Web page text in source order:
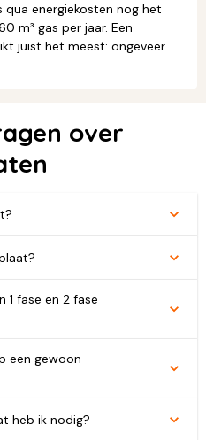
qua energiekosten nog het
m³ gas per jaar. Een
juist het meest: ongeveer
over
1 fase en 2 fase
een gewoon
heb ik nodig?